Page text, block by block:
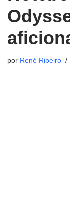
por René Ribeiro